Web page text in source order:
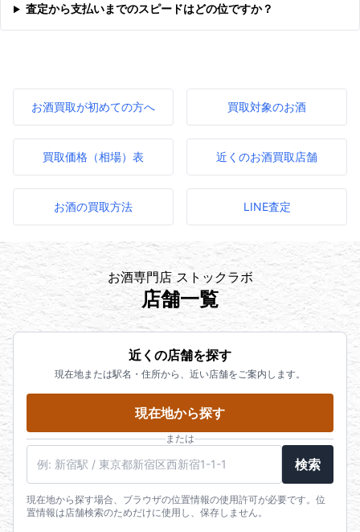
査定から支払いまでのスピードはどの位ですか？
お酒買取が初めての方へ 買取対象のお酒
買取価格（相場）表 近くのお酒買取店舗
お酒の買取方法 LINE査定
お酒専門店 ストックラボ
店舗一覧
近くの店舗を探す
現在地または駅名・住所から、近い店舗をご案内します。
現在地から探す
または
検索
現在地から探す場合、ブラウザの位置情報の使用許可が必要です。位
置情報は店舗検索のためだけに使用し、保存しません。